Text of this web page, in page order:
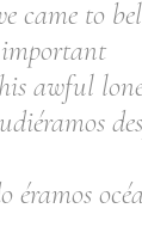
came to
important
awful
éramos